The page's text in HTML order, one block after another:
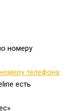
телефона
есть